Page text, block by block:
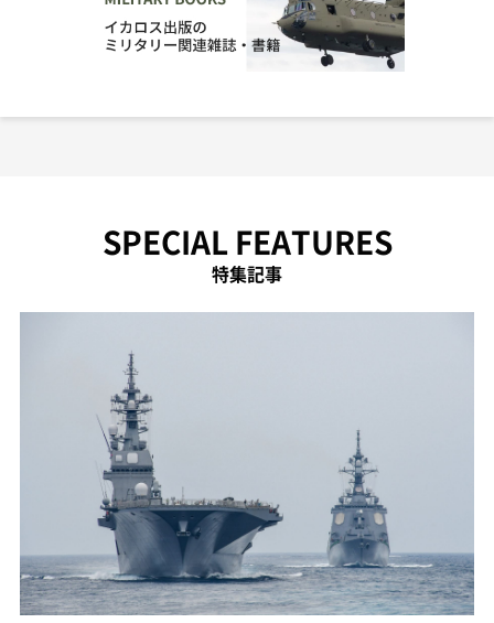
SPECIAL FEATURES
特集記事